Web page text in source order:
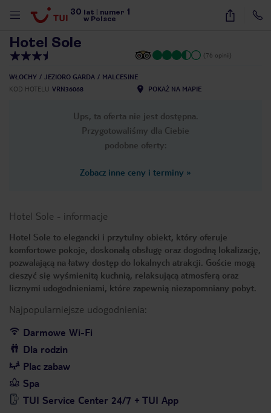
30 lat numer 1
w Polsce
29
Hotel Sole
(76 opinii)
WŁOCHY JEZIORO GARDA
MALCESINE
KOD HOTELU VRN36068 POKAŻ NA MAPIE
Ups, ta oferta nie jest dostępna.
Przygotowaliśmy dla Ciebie
podobne oferty:
Zobacz inne ceny i terminy »
Hotel Sole - informacje
Hotel Sole to elegancki i przytulny obiekt, który oferuje
komfortowe pokoje, doskonałą obsługę oraz dogodną lokalizację,
pozwalającą na łatwy dostęp do lokalnych atrakcji. Goście mogą
cieszyć się wyśmienitą kuchnią, relaksującą atmosferą oraz
licznymi udogodnieniami, które zapewnią niezapomniany pobyt.
Najpopularniejsze udogodnienia:
Darmowe Wi-Fi
Dla rodzin
Plac zabaw
Spa
TUI Service Center 24/7 + TUI App